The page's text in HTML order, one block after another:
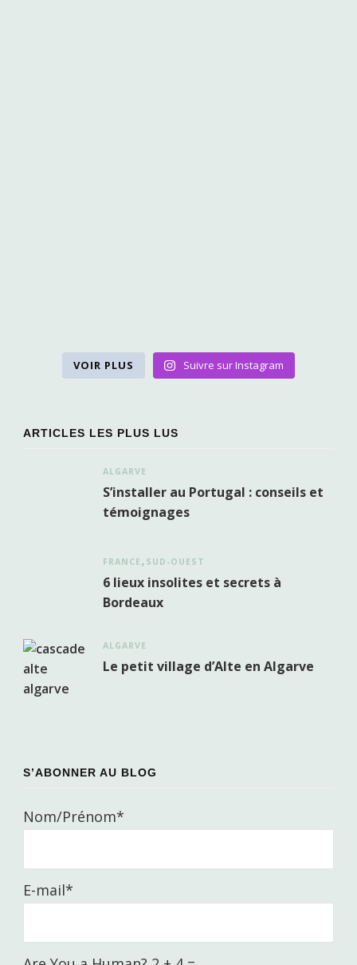
VOIR PLUS Suivre sur Instagram
ARTICLES LES PLUS LUS
ALGARVE
S’installer au Portugal : conseils et
témoignages
FRANCE SUD-OUEST
6 lieux insolites et secrets à
Bordeaux
ALGARVE
Le petit village d’Alte en Algarve
S’ABONNER AU BLOG
Nom/Prénom*
E-mail*